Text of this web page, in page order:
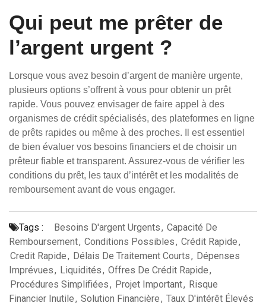
Qui peut me prêter de
l’argent urgent ?
Lorsque vous avez besoin d’argent de manière urgente,
plusieurs options s’offrent à vous pour obtenir un prêt
rapide. Vous pouvez envisager de faire appel à des
organismes de crédit spécialisés, des plateformes en ligne
de prêts rapides ou même à des proches. Il est essentiel
de bien évaluer vos besoins financiers et de choisir un
prêteur fiable et transparent. Assurez-vous de vérifier les
conditions du prêt, les taux d’intérêt et les modalités de
remboursement avant de vous engager.
Tags : Besoins D'argent Urgents, Capacité De
Remboursement, Conditions Possibles, Crédit Rapide,
Credit Rapide, Délais De Traitement Courts, Dépenses
Imprévues, Liquidités, Offres De Crédit Rapide,
Procédures Simplifiées, Projet Important, Risque
Financier Inutile, Solution Financière, Taux D'intérêt Élevés